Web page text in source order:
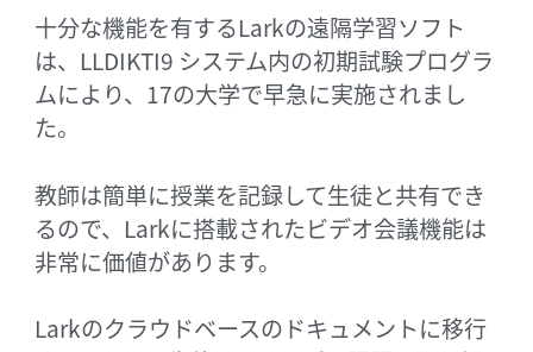
十分な機能を有するLarkの遠隔学習ソフト
は、LLDIKTI9 システム内の初期試験プログラ
ムにより、17の大学で早急に実施されまし
た。
教師は簡単に授業を記録して生徒と共有でき
るので、Larkに搭載されたビデオ会議機能は
非常に価値があります。
Larkのクラウドベースのドキュメントに移行